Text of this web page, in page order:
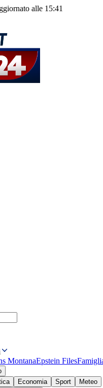
alle 15:41
MontanaEpstein Files
Economia Sport
Meteo